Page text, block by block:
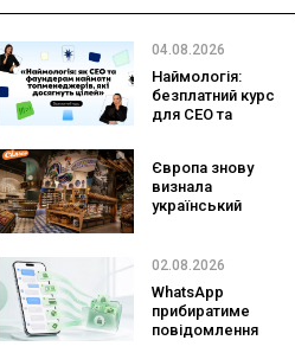
04.08.2026
Наймологія:
безплатний курс
для CEO та
Європа знову
визнала
український
до рейтингу
найкращих
супермаркетів
02.08.2026
WhatsApp
прибиратиме
повідомлення